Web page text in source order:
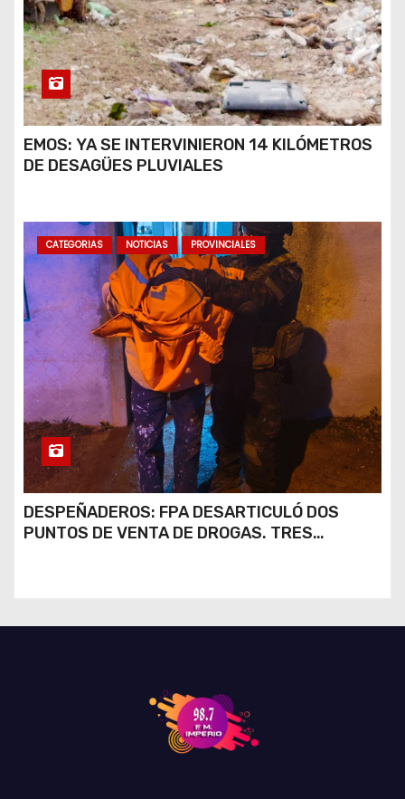
EMOS: YA SE INTERVINIERON 14 KILÓMETROS
DE DESAGÜES PLUVIALES
CATEGORIAS NOTICIAS PROVINCIALES
DESPEÑADEROS: FPA DESARTICULÓ DOS
PUNTOS DE VENTA DE DROGAS. TRES